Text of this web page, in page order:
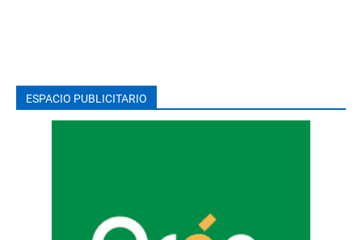
ESPACIO PUBLICITARIO